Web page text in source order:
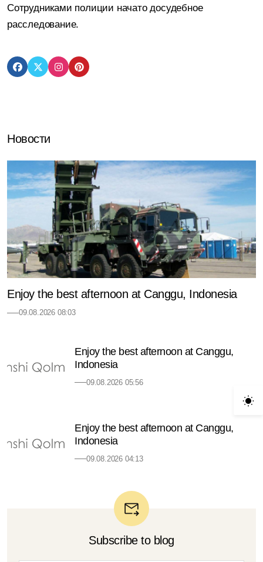
Сотрудниками полиции начато досудебное
расследование.
Новости
Enjoy the best afternoon at Canggu, Indonesia
09.08.2026 08:03
Enjoy the best afternoon at Canggu,
Indonesia
09.08.2026 05:56
Enjoy the best afternoon at Canggu,
Indonesia
09.08.2026 04:13
Subscribe to blog